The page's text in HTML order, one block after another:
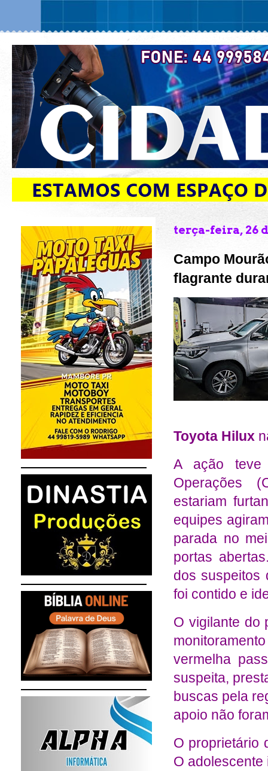
terça-feira, 26
Campo
flagrante
Toyota Hilux
A ação teve
Operações
estariam
equipes
parada no
portas
dos suspeitos
foi contido e
O vigilante do
vermelha
suspeita,
buscas pela
apoio não
O proprietário
O